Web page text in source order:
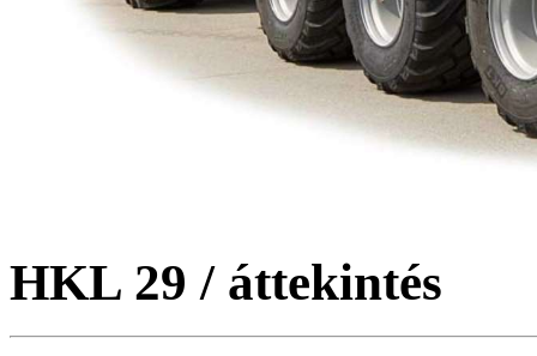
HKL 29 / áttekintés